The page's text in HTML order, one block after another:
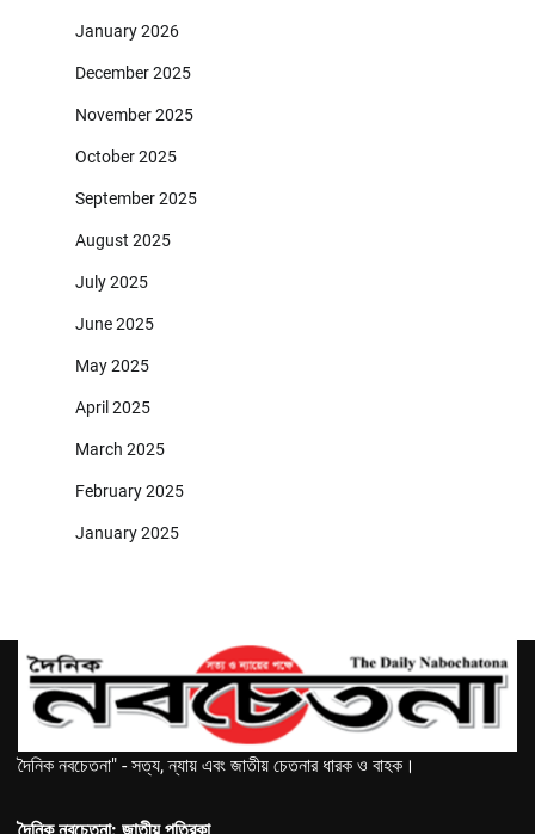
January 2026
December 2025
November 2025
October 2025
September 2025
August 2025
July 2025
June 2025
May 2025
April 2025
March 2025
February 2025
January 2025
দৈনিক নবচেতনা" - সত্য, ন্যায় এবং জাতীয় চেতনার ধারক ও বাহক।